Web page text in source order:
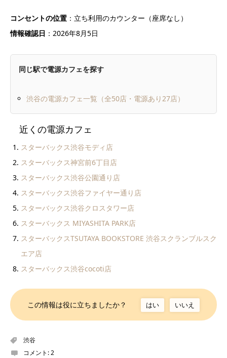
コンセントの位置 ：立ち利用のカウンター（座席なし）
情報確認日 ： 2026年8月5日
同じ駅で電源カフェを探す
渋谷の電源カフェ一覧（全50店・電源あり27店）
近くの電源カフェ
スターバックス渋谷モディ店
スターバックス神宮前6丁目店
スターバックス渋谷公園通り店
スターバックス渋谷ファイヤー通り店
スターバックス渋谷クロスタワー店
スターバックス MIYASHITA PARK店
スターバックスTSUTAYA BOOKSTORE 渋谷スクランブルスク
エア店
スターバックス渋谷cocoti店
この情報は役に立ちましたか？ はい いいえ
渋谷
コメント:2